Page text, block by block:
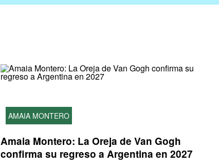
AMAIA MONTERO
Amaia Montero: La Oreja de Van Gogh
confirma su regreso a Argentina en 2027